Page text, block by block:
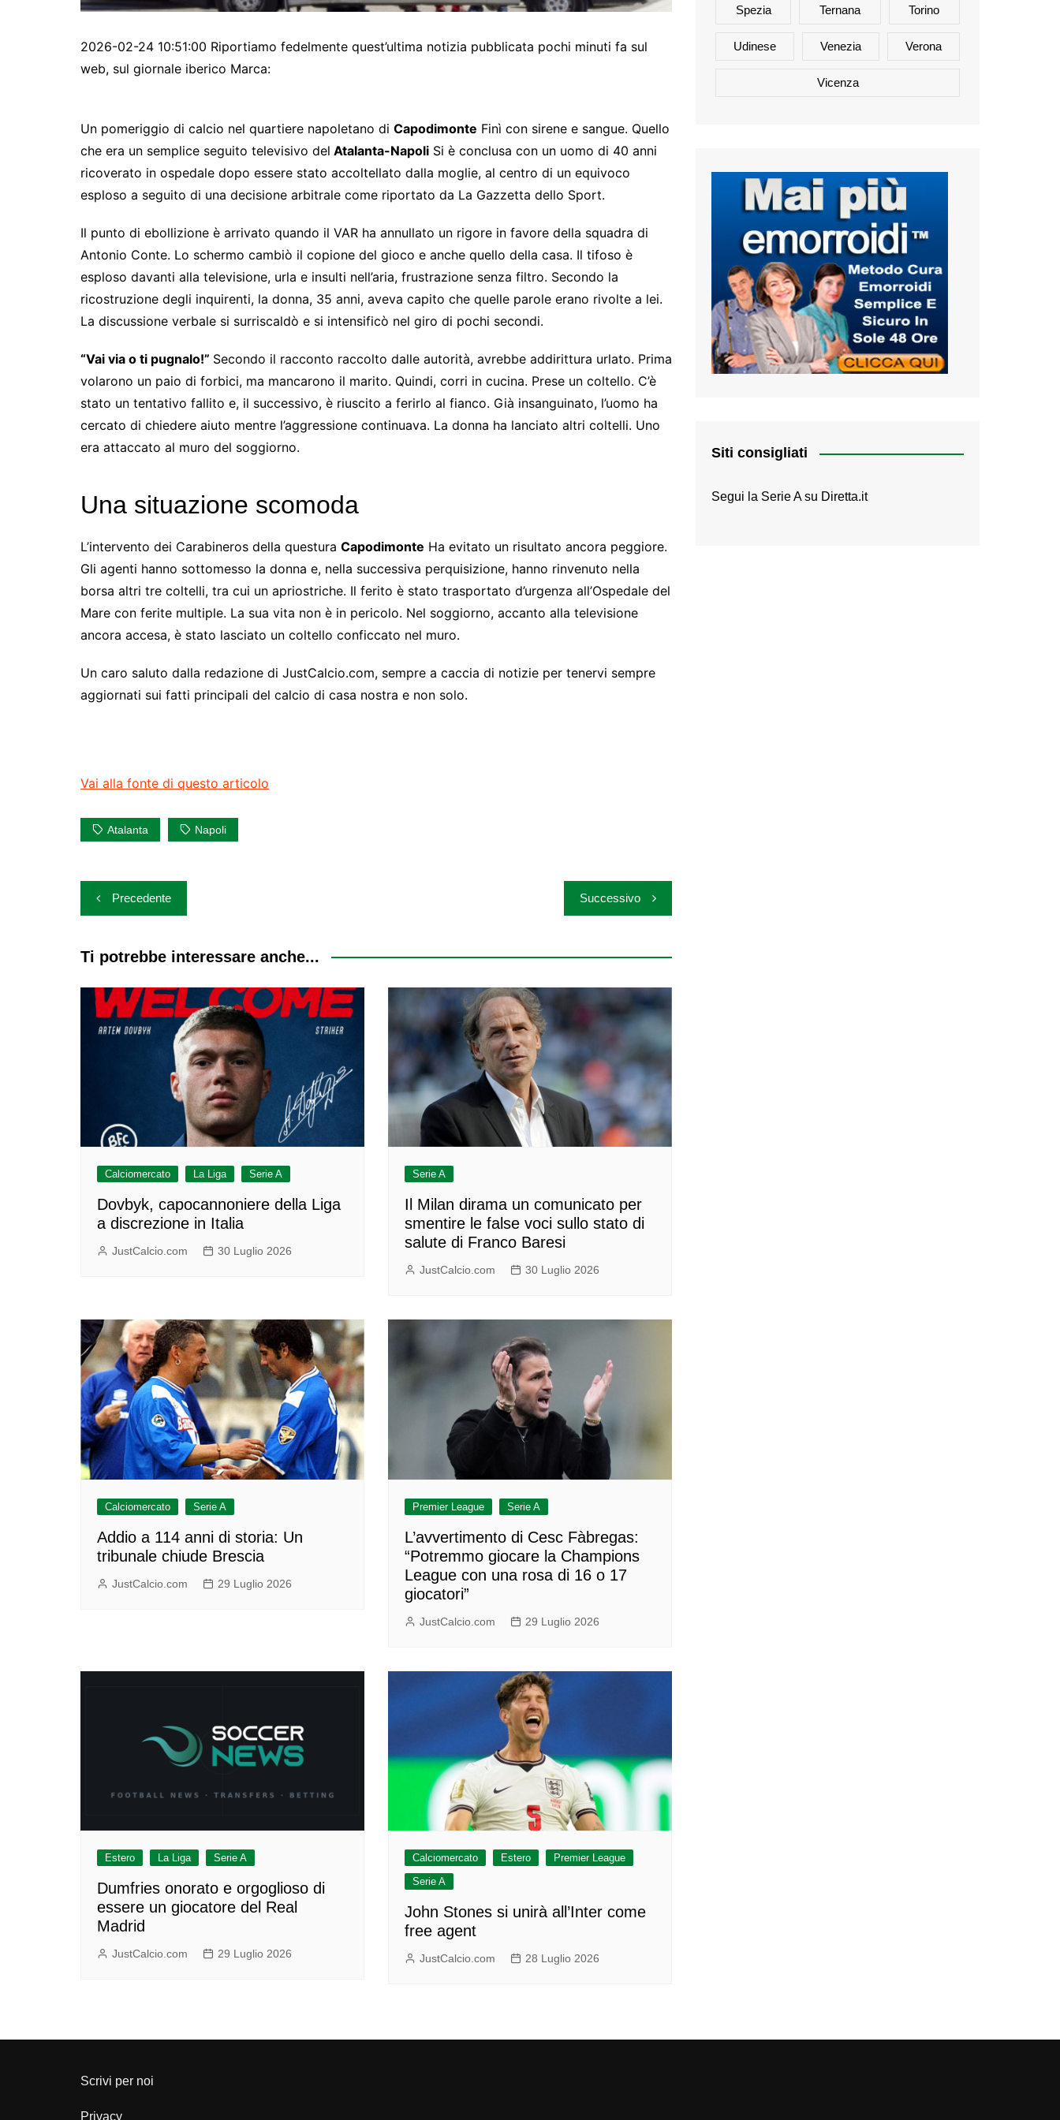
2026-02-24 10:51:00 Riportiamo fedelmente quest’ultima notizia pubblicata pochi minuti fa sul
web, sul giornale iberico Marca:
Un pomeriggio di calcio nel quartiere napoletano di Capodimonte Finì con sirene e sangue. Quello
che era un semplice seguito televisivo del Atalanta-Napoli Si è conclusa con un uomo di 40 anni
ricoverato in ospedale dopo essere stato accoltellato dalla moglie, al centro di un equivoco
esploso a seguito di una decisione arbitrale come riportato da La Gazzetta dello Sport.
Il punto di ebollizione è arrivato quando il VAR ha annullato un rigore in favore della squadra di
Antonio Conte. Lo schermo cambiò il copione del gioco e anche quello della casa. Il tifoso è
esploso davanti alla televisione, urla e insulti nell’aria, frustrazione senza filtro. Secondo la
ricostruzione degli inquirenti, la donna, 35 anni, aveva capito che quelle parole erano rivolte a lei.
La discussione verbale si surriscaldò e si intensificò nel giro di pochi secondi.
“Vai via o ti pugnalo!” Secondo il racconto raccolto dalle autorità, avrebbe addirittura urlato. Prima
volarono un paio di forbici, ma mancarono il marito. Quindi, corri in cucina. Prese un coltello. C’è
stato un tentativo fallito e, il successivo, è riuscito a ferirlo al fianco. Già insanguinato, l’uomo ha
cercato di chiedere aiuto mentre l’aggressione continuava. La donna ha lanciato altri coltelli. Uno
era attaccato al muro del soggiorno.
Una situazione scomoda
L’intervento dei Carabineros della questura Capodimonte Ha evitato un risultato ancora peggiore.
Gli agenti hanno sottomesso la donna e, nella successiva perquisizione, hanno rinvenuto nella
borsa altri tre coltelli, tra cui un apriostriche. Il ferito è stato trasportato d’urgenza all’Ospedale del
Mare con ferite multiple. La sua vita non è in pericolo. Nel soggiorno, accanto alla televisione
ancora accesa, è stato lasciato un coltello conficcato nel muro.
Un caro saluto dalla redazione di JustCalcio.com, sempre a caccia di notizie per tenervi sempre
aggiornati sui fatti principali del calcio di casa nostra e non solo.
Vai alla fonte di questo articolo
Atalanta Napoli
Navigazione
articoli
Precedente Successivo
Ti potrebbe interessare anche...
Calciomercato La Liga Serie A
Dovbyk, capocannoniere della Liga
a discrezione in Italia
JustCalcio.com 30 Luglio 2026
Serie A
Il Milan dirama un comunicato per
smentire le false voci sullo stato di
salute di Franco Baresi
JustCalcio.com 30 Luglio 2026
Calciomercato Serie A
Addio a 114 anni di storia: Un
tribunale chiude Brescia
JustCalcio.com 29 Luglio 2026
Premier League Serie A
L’avvertimento di Cesc Fàbregas:
“Potremmo giocare la Champions
League con una rosa di 16 o 17
giocatori”
JustCalcio.com 29 Luglio 2026
Estero La Liga Serie A
Dumfries onorato e orgoglioso di
essere un giocatore del Real
Madrid
JustCalcio.com 29 Luglio 2026
Calciomercato Estero
Premier League
Serie A
John Stones si unirà all’Inter come
free agent
JustCalcio.com 28 Luglio 2026
Spezia Ternana Torino
Udinese Venezia Verona
Vicenza
Siti consigliati
Segui la Serie A su Diretta.it
Scrivi per noi
Privacy